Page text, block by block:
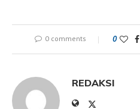
0 comments 0
REDAKSI